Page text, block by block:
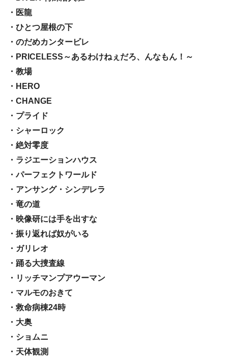
・医龍
・ひとつ屋根の下
・のだめカンタービレ
・PRICELESS～あるわけねぇだろ、んなもん！～
・教場
・HERO
・CHANGE
・プライド
・シャーロック
・絶対零度
・ラジエーションハウス
・パーフェクトワールド
・アンサング・シンデレラ
・竜の道
・映像研には手を出すな
・振り返れば奴がいる
・ガリレオ
・踊る大捜査線
・リッチマンプアウーマン
・マルモのおきて
・救命病棟24時
・大奥
・ショムニ
・天体観測